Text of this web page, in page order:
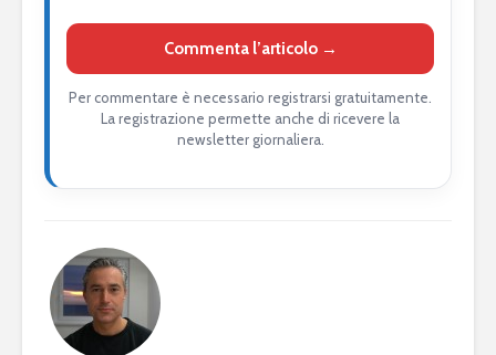
Commenta l’articolo →
Per commentare è necessario registrarsi gratuitamente.
La registrazione permette anche di ricevere la
newsletter giornaliera.